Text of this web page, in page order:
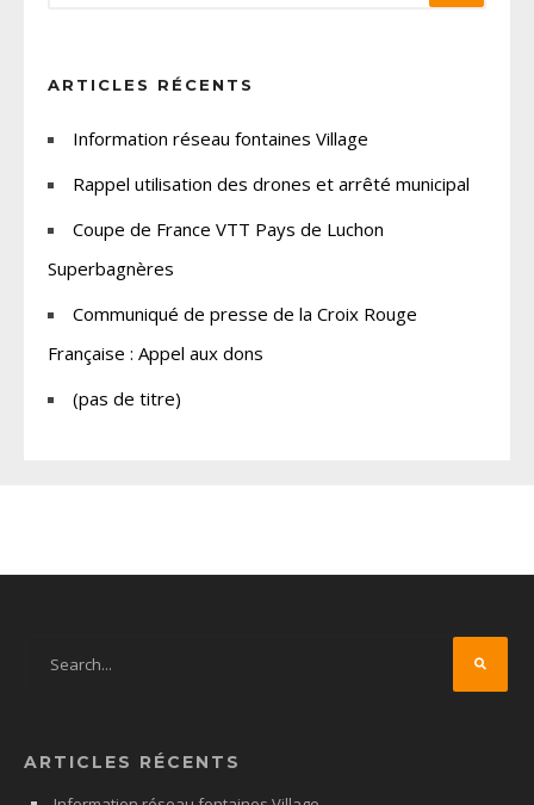
ARTICLES RÉCENTS
Information réseau fontaines Village
Rappel utilisation des drones et arrêté municipal
Coupe de France VTT Pays de Luchon
Superbagnères
Communiqué de presse de la Croix Rouge
Française : Appel aux dons
(pas de titre)
ARTICLES RÉCENTS